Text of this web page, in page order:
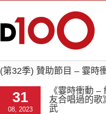
(第32季) 贊助節目 – 霎時
31
08, 2023
《霎時衝動 –
友合唱過的歌
武